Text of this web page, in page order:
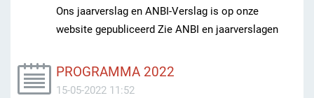
Ons jaarverslag en ANBI-Verslag is op onze
website gepubliceerd Zie ANBI en jaarverslagen
PROGRAMMA 2022
15-05-2022 11:52